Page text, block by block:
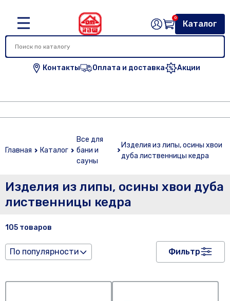
Контакты Оплата и доставка Акции
Каталог
0
Главная Каталог
Все для
бани и
сауны
Изделия из липы, осины хвои
дуба лиственницы кедра
Изделия из липы, осины хвои дуба
лиственницы кедра
105 товаров
По популярности Фильтр